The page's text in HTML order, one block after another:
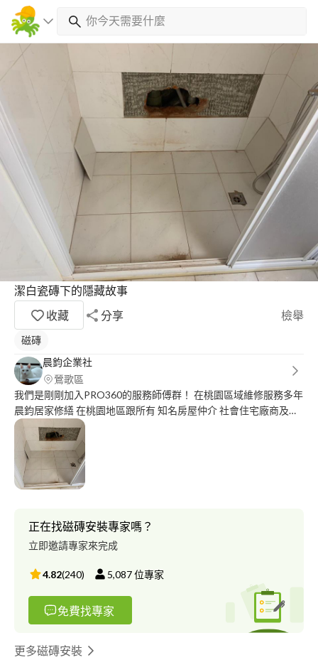
潔白瓷磚下的隱藏故事
收藏
分享 檢舉
磁磚
晨鈞企業社
鶯歌區
我們是剛剛加入PRO360的服務師傅群！ 在桃園區域維修服務多年
晨鈞居家修繕 在桃園地區跟所有 知名房屋仲介 社會住宅廠商及各
個 社區管委會均有配合， 長期經營也深得在地的客戶愛護信任 我
們經營 漏水修繕， 壁癌處理， 油漆工程， 水電工程， 紗窗紗門更
換等等 我們做的不止是修繕的服務 更是要成為您日後 信任的好朋
友！！！
正在找磁磚安裝專家嗎？
立即邀請專家來完成
4.82(240) 5,087位專家
免費找專家
更多磁磚安裝